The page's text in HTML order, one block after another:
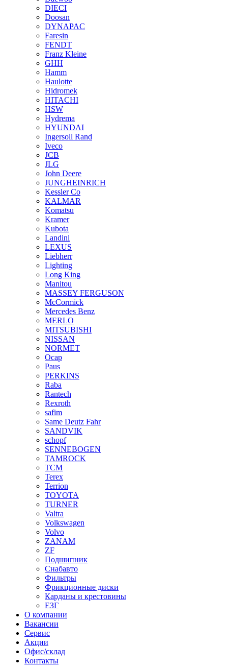
DIECI
Doosan
DYNAPAC
Faresin
FENDT
Franz Kleine
GHH
Hamm
Haulotte
Hidromek
HITACHI
HSW
Hydrema
HYUNDAI
Ingersoll Rand
Iveco
JCB
JLG
John Deere
JUNGHEINRICH
Kessler Co
KALMAR
Komatsu
Kramer
Kubota
Landini
LEXUS
Liebherr
Lighting
Long King
Manitou
MASSEY FERGUSON
McCormick
Mercedes Benz
MERLO
MITSUBISHI
NISSAN
NORMET
Ocap
Paus
PERKINS
Raba
Rantech
Rexroth
safim
Same Deutz Fahr
SANDVIK
schopf
SENNEBOGEN
TAMROCK
TCM
Terex
Terrion
TOYOTA
TURNER
Valtra
Volkswagen
Volvo
ZANAM
ZF
Подшипник
Снабавто
Фильтры
Фрикционные диски
Карданы и крестовины
ЕЗГ
О компании
Вакансии
Сервис
Акции
Офис/склад
Контакты